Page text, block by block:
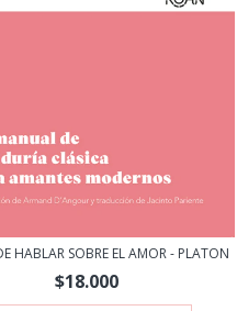
HABLAR SOBRE EL AMOR - PLATON
$18.000